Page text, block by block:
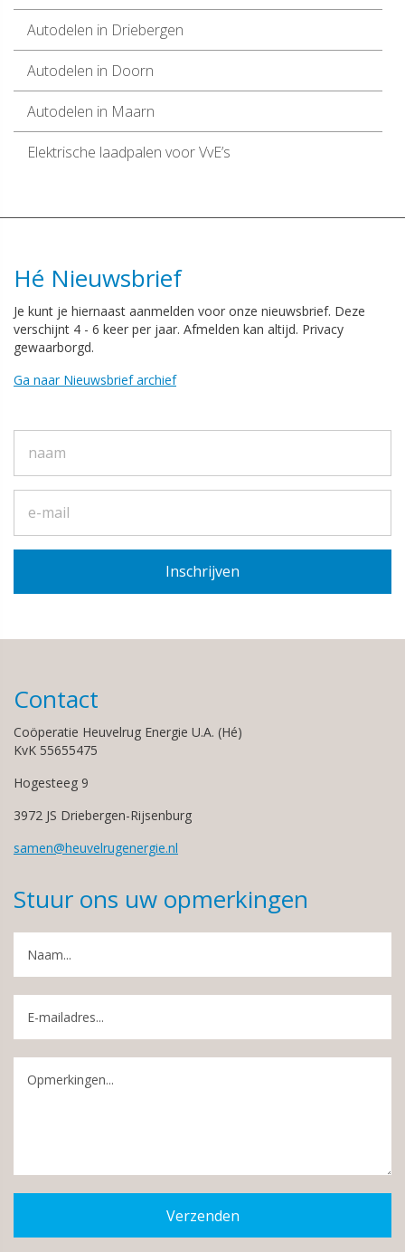
Autodelen in Driebergen
Autodelen in Doorn
Autodelen in Maarn
Elektrische laadpalen voor VvE’s
Hé Nieuwsbrief
Je kunt je hiernaast aanmelden voor onze nieuwsbrief. Deze
verschijnt 4 - 6 keer per jaar. Afmelden kan altijd. Privacy
gewaarborgd.
Ga naar Nieuwsbrief archief
Contact
Coöperatie Heuvelrug Energie U.A. (Hé)
KvK 55655475
Hogesteeg 9
3972 JS Driebergen-Rijsenburg
samen@heuvelrugenergie.nl
Stuur ons uw opmerkingen
Verzenden